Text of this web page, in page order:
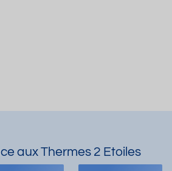
aux Thermes 2 Etoiles